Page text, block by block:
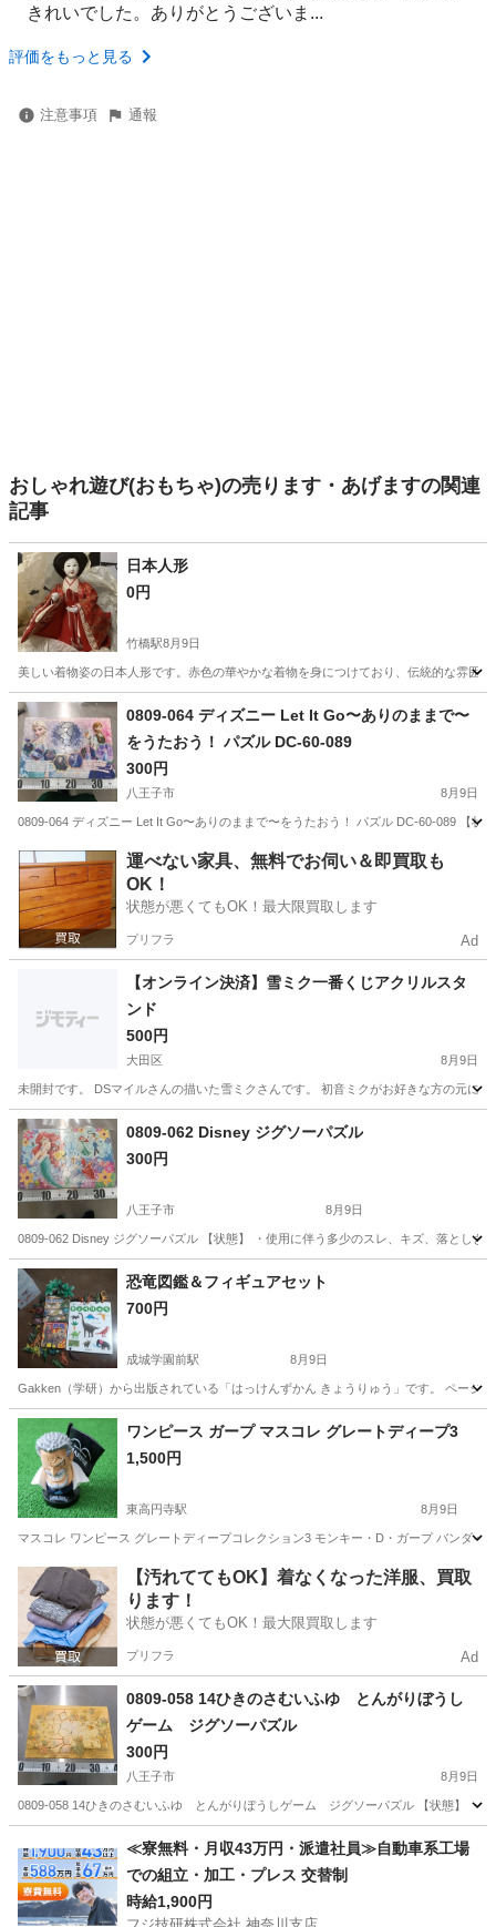
きれいでした。ありがとうございま...
評価をもっと見る
注意事項 通報
おしゃれ遊び(おもちゃ)の売ります・あげますの関連
記事
日本人形
0円
竹橋駅8月9日
美しい着物姿の日本人形です。赤色の華やかな着物を身につけており、伝統的な雰囲
東京 千代田区 ひな人形
0809-064 ディズニー Let It Go〜ありのままで〜
をうたおう！ パズル DC-60-089
300円
八王子市 8月9日
0809-064 ディズニー Let It Go〜ありのままで〜をうたおう！ パズル DC-60-089 【
東京 八王子市 おもちゃ 現地
運べない家具、無料でお伺い＆即買取も
OK！
状態が悪くてもOK！最大限買取します
プリフラ Ad
【オンライン決済】雪ミク一番くじアクリルスタ
ンド
500円
大田区 8月9日
未開封です。 DSマイルさんの描いた雪ミクさんです。 初音ミクがお好きな方の元に
東京 大田区
0809-062 Disney ジグソーパズル
300円
八王子市 8月9日
0809-062 Disney ジグソーパズル 【状態】 ・使用に伴う多少のスレ、キズ、落とし
東京 八王子市 おもちゃ ジグソーパズル
恐竜図鑑＆フィギュアセット
700円
成城学園前駅 8月9日
Gakken（学研）から出版されている「はっけんずかん きょうりゅう」です。 ページ
東京 狛江市 成城学園前駅 その他
ワンピース ガープ マスコレ グレートディープ3
1,500円
東高円寺駅 8月9日
マスコレ ワンピース グレートディープコレクション3 モンキー・D・ガープ バンダ
東京 杉並区 東高円寺駅 フィギュア
【汚れててもOK】着なくなった洋服、買取
ります！
状態が悪くてもOK！最大限買取します
プリフラ Ad
0809-058 14ひきのさむいふゆ とんがりぼうし
ゲーム ジグソーパズル
300円
八王子市 8月9日
0809-058 14ひきのさむいふゆ とんがりぼうしゲーム ジグソーパズル 【状態】 ・
おもちゃ ジグソーパズル
≪寮無料・月収43万円・派遣社員≫自動車系工場
での組立・加工・プレス 交替制
時給1,900円